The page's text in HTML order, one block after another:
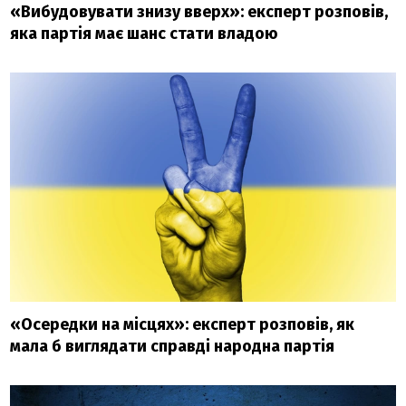
«Вибудовувати знизу вверх»: експерт розповів,
яка партія має шанс стати владою
«Осередки на місцях»: експерт розповів, як
мала б виглядати справді народна партія